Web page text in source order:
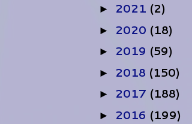
► 2021 (2)
► 2020 (18)
► 2019 (59)
► 2018 (150)
► 2017 (188)
► 2016 (199)